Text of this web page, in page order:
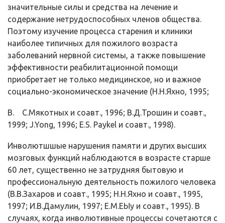
значительные силы и средства на лечение и
содержание нетрудоспособных членов общества.
Поэтому изучение процесса старения и клиники
наиболее типичных для пожилого возраста
заболеваний нервной системы, а также повышение
эффективности реабилитационной помощи
приобретает не только медицинское, но и важное
социально-экономическое значение (Н.Н.Яхно, 1995;
B. С.Мякотных и соавт., 1996; В.Д.Трошин и соавт.,
1999; J.Yong, 1996; E.S. Paykel и соавт., 1998).
Инволютшшые нарушения памяти и других высших
мозговых функций наблюдаются в возрасте старше
60 лет, существенно не затрудняя бытовую и
профессиональную деятельность пожилого человека
(В.В.Захаров и соавт., 1995; Н.Н.Яхно и соавт., 1995,
1997; И.В.Дамулин, 1997; Е.М.ЕЫу и соавт., 1995). В
случаях, когда инволютивные процессы сочетаются с